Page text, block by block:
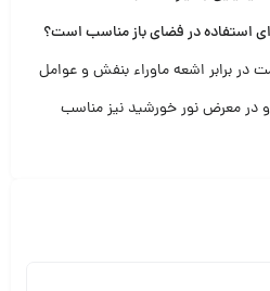
در برابر اشعه ماوراء بنفش و عوامل
و در معرض نور خورشید نیز مناسب